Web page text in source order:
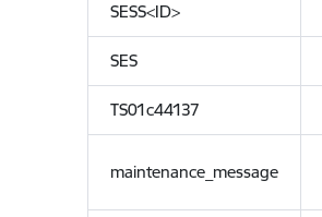
SESS<ID>
SES
TS01c44137
maintenance_message